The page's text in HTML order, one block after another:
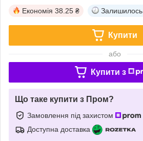
Економія 38.25 ₴ Залишилось
Купити
або
Купити з
Що таке купити з Пром?
Замовлення під захистом
Доступна доставка